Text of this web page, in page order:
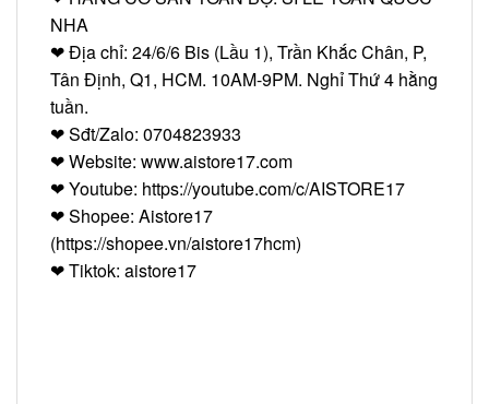
NHA
❤ Địa chỉ: 24/6/6 Bis (Lầu 1), Trần Khắc Chân, P,
Tân Định, Q1, HCM. 10AM-9PM. Nghỉ Thứ 4 hằng
tuần.
❤ Sđt/Zalo: 0704823933
❤ Website: www.aistore17.com
❤ Youtube: https://youtube.com/c/AISTORE17
❤ Shopee: Aistore17
(https://shopee.vn/aistore17hcm)
❤ Tiktok: aistore17